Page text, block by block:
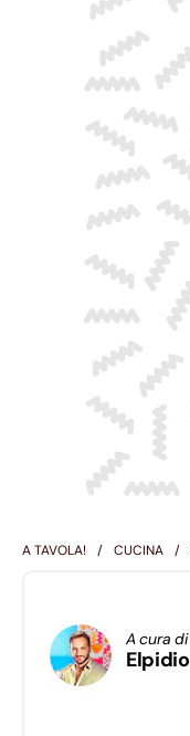
A TAVOLA! CUCINA
A cura di
Elpidio